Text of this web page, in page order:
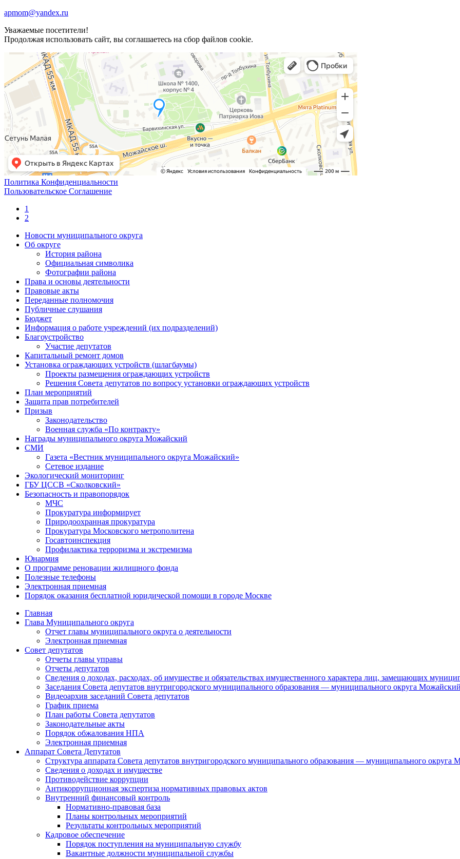
apmom@yandex.ru
Уважаемые посетители!
Продолжая использовать сайт, вы соглашаетесь на сбор файлов cookie.
Политика Конфиденциальности
Пользовательское Соглашение
1
2
Новости муниципального округа
Об округе
История района
Официальная символика
Фотографии района
Права и основы деятельности
Правовые акты
Переданные полномочия
Публичные слушания
Бюджет
Информация о работе учреждений (их подразделений)
Благоустройство
Участие депутатов
Капитальный ремонт домов
Установка ограждающих устройств (шлагбаумы)
Проекты размещения ограждающих устройств
Решения Совета депутатов по вопросу установки ограждающих устройств
План мероприятий
Защита прав потребителей
Призыв
Законодательство
Военная служба «По контракту»
Награды муниципального округа Можайский
СМИ
Газета «Вестник муниципального округа Можайский»
Сетевое издание
Экологический мониторинг
ГБУ ЦССВ «Сколковский»
Безопасность и правопорядок
МЧС
Прокуратура информирует
Природоохранная прокуратура
Прокуратура Московского метрополитена
Госавтоинспекция
Профилактика терроризма и экстремизма
Юнармия
О программе реновации жилищного фонда
Полезные телефоны
Электронная приемная
Порядок оказания бесплатной юридической помощи в городе Москве
Главная
Глава Муниципального округа
Отчет главы муниципального округа о деятельности
Электронная приемная
Совет депутатов
Отчеты главы управы
Отчеты депутатов
Сведения о доходах, расходах, об имуществе и обязательствах имущественного характера лиц, замещающих
Заседания Совета депутатов внутригородского муниципального образования — муниципального округа
Видеоархив заседаний Совета депутатов
График приема
План работы Совета депутатов
Законодательные акты
Порядок обжалования НПА
Электронная приемная
Аппарат Совета Депутатов
Структура аппарата Совета депутатов внутригородского муниципального образования — муниципального
Сведения о доходах и имуществе
Противодействие коррупции
Антикоррупционная экспертиза нормативных правовых актов
Внутренний финансовый контроль
Нормативно-правовая база
Планы контрольных мероприятий
Результаты контрольных мероприятий
Кадровое обеспечение
Порядок поступления на муниципальную службу
Вакантные должности муниципальной службы